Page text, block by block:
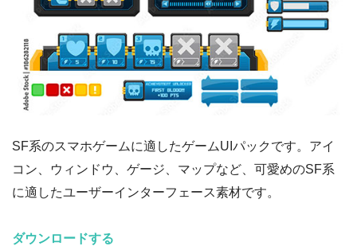
SF系のスマホゲームに適したゲームUIパックです。アイ
コン、ウィンドウ、ゲージ、マップなど、可愛めのSF系
に適したユーザーインターフェース素材です。
ダウンロードする